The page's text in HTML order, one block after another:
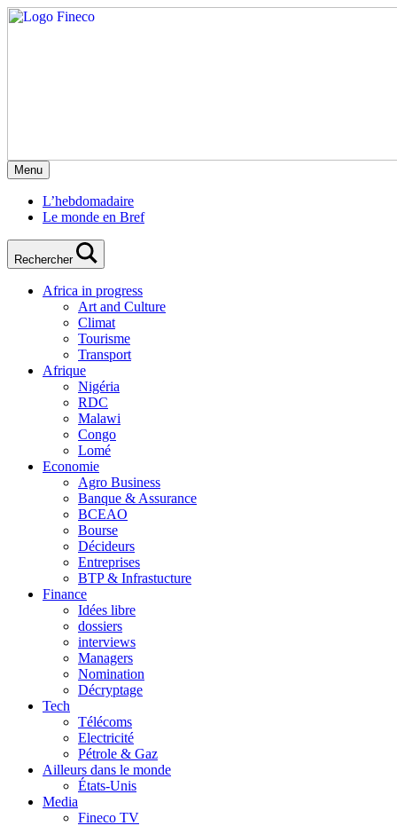
Menu
L’hebdomadaire
Le monde en Bref
Rechercher
Africa in progress
Art and Culture
Climat
Tourisme
Transport
Afrique
Nigéria
RDC
Malawi
Congo
Lomé
Economie
Agro Business
Banque & Assurance
BCEAO
Bourse
Décideurs
Entreprises
BTP & Infrastucture
Finance
Idées libre
dossiers
interviews
Managers
Nomination
Décryptage
Tech
Télécoms
Electricité
Pétrole & Gaz
Ailleurs dans le monde
États-Unis
Media
Fineco TV